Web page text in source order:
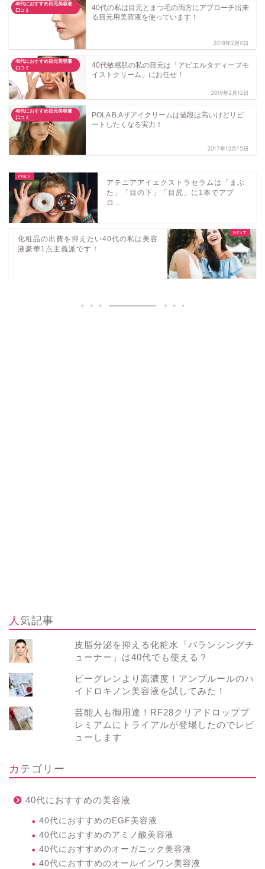
40代におすすめ目元美容液
口コミ
40代の私は目元とまつ毛の両方にアプローチ出来
る目元用美容液を使っています！
2018年2月8日
40代におすすめ目元美容液
口コミ
40代敏感肌の私の目元は「アビエルタディープモ
イストクリーム」にお任せ！
2018年2月12日
40代におすすめ目元美容液
口コミ
POLA B.Aザアイクリームは値段は高いけどリピ
ートしたくなる実力！
2017年12月15日
アテニアアイエクストラセラムは「まぶ
た」「目の下」「目尻」に1本でアプ
ロ...
化粧品の出費を抑えたい40代の私は美容
液豪華1点主義派です！
人気記事
皮脂分泌を抑える化粧水「バランシングチ
ューナー」は40代でも使える？
ビーグレンより高濃度！アンプルールのハ
イドロキノン美容液を試してみた！
芸能人も御用達！RF28クリアドロッププ
レミアムにトライアルが登場したのでレビ
ューします
カテゴリー
40代におすすめの美容液
40代におすすめのEGF美容液
40代におすすめのアミノ酸美容液
40代におすすめのオーガニック美容液
40代におすすめのオールインワン美容液